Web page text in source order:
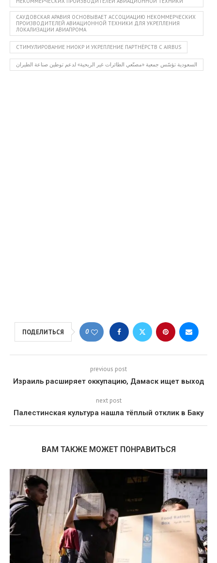
САУДОВСКАЯ АРАВИЯ ОСНОВЫВАЕТ АССОЦИАЦИЮ НЕКОММЕРЧЕСКИХ
ПРОИЗВОДИТЕЛЕЙ АВИАЦИОННОЙ ТЕХНИКИ ДЛЯ УКРЕПЛЕНИЯ
ЛОКАЛИЗАЦИИ АВИАПРОМА
СТИМУЛИРОВАНИЕ НИОКР И УКРЕПЛЕНИЕ ПАРТНЁРСТВ С AIRBUS
السعودية تؤسّس جمعية «مصنّعي الطائرات غير الربحية» لدعم توطين صناعة الطيران
ПОДЕЛИТЬСЯ 0
previous post
Израиль расширяет оккупацию, Дамаск ищет выход
next post
Палестинская культура нашла тёплый отклик в Баку
ВАМ ТАКЖЕ МОЖЕТ ПОНРАВИТЬСЯ